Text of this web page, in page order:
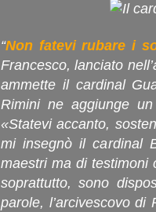
“Non fatevi rubare i
Francesco, lanciato
ammette il cardinal
Rimini ne aggiunge
«Statevi accanto,
mi insegnò il cardinal
maestri ma di testimoni
soprattutto, sono
parole, l’arcivescovo